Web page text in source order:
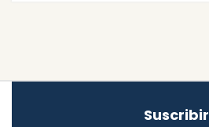
Suscribir